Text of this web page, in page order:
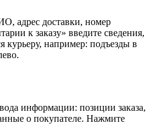
адрес доставки, номер
к заказу» введите сведения,
курьеру, например: подъезды в
информации: позиции заказа,
о покупателе. Нажмите